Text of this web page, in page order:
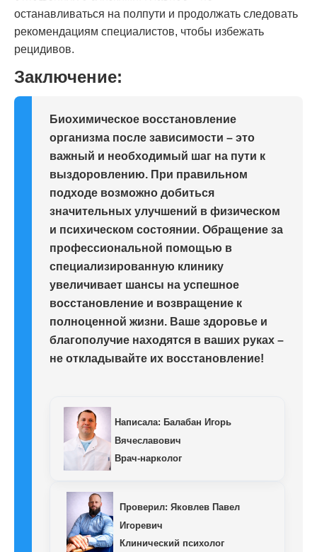
останавливаться на полпути и продолжать следовать
рекомендациям специалистов, чтобы избежать
рецидивов.
Заключение:
Биохимическое восстановление
организма после зависимости – это
важный и необходимый шаг на пути к
выздоровлению. При правильном
подходе возможно добиться
значительных улучшений в физическом
и психическом состоянии. Обращение за
профессиональной помощью в
специализированную клинику
увеличивает шансы на успешное
восстановление и возвращение к
полноценной жизни. Ваше здоровье и
благополучие находятся в ваших руках –
не откладывайте их восстановление!
Написала: Балабан Игорь
Вячеславович
Врач-нарколог
Проверил: Яковлев Павел
Игоревич
Клинический психолог